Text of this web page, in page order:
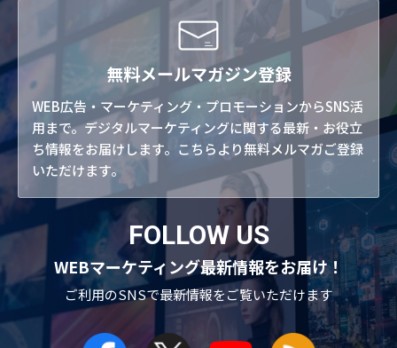
無料メールマガジン登録
WEB広告・マーケティング・プロモーションからSNS活
用まで。デジタルマーケティングに関する最新・お役立
ち情報をお届けします。こちらより無料メルマガご登録
いただけます。
FOLLOW US
WEBマーケティング最新情報をお届け！
ご利用のSNSで最新情報をご覧いただけます